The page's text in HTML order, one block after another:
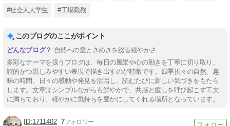
#社会人大学生 #工場勤務
このブログのここがポイント
自然への愛ときめきを綴る細やかさ
多彩なテーマを扱うブログは、毎日の風景や心の動きを丁寧に切り取り、
詩的かつ親しみやすい表現で描き出すのが特徴です。四季折々の自然、趣
味の時間、日々の感動や発見を活写し、読むたびに新しい気づきをもたら
します。文章はシンプルながらも鮮やかで、共感と癒しを呼び起こす工夫
に満ちており、軽やかに気持ちを豊かにしてくれる場所となっています。
1711402 7